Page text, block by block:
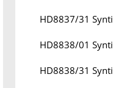
HD8837/31
HD8838/01
HD8838/31